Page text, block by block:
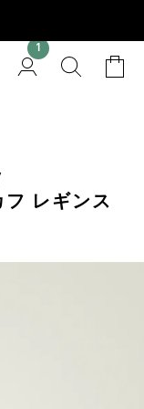
フ レギンス